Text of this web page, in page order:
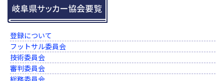
登録について
フットサル委員会
技術委員会
審判委員会
総務委員会